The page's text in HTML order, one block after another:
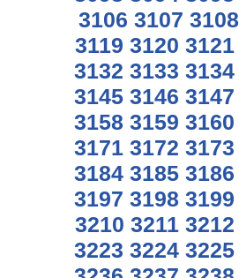
3106 3107 3108
3119 3120 3121
3132 3133 3134
3145 3146 3147
3158 3159 3160
3171 3172 3173
3184 3185 3186
3197 3198 3199
3210 3211 3212
3223 3224 3225